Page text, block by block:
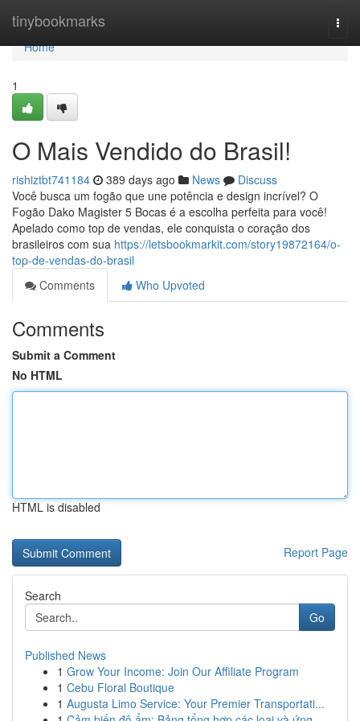
tinybookmarks
Home
Home
1
O Mais Vendido do Brasil!
rishiztbt741184 389 days ago News
Discuss
Você busca um fogão que une potência e design incrível? O
Fogão Dako Magister 5 Bocas é a escolha perfeita para você!
Apelado como top de vendas, ele conquista o coração dos
brasileiros com sua https://letsbookmarkit.com/story19872164/o-
top-de-vendas-do-brasil
Comments
Who Upvoted
Comments
Submit a Comment
No HTML
HTML is disabled
Report Page
Search
Go
Published News
1 Grow Your Income: Join Our Affiliate Program
1 Cebu Floral Boutique
1 Augusta Limo Service: Your Premier Transportati...